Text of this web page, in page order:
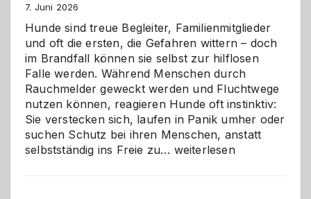
7. Juni 2026
Hunde sind treue Begleiter, Familienmitglieder
und oft die ersten, die Gefahren wittern – doch
im Brandfall können sie selbst zur hilflosen
Falle werden. Während Menschen durch
Rauchmelder geweckt werden und Fluchtwege
nutzen können, reagieren Hunde oft instinktiv:
Sie verstecken sich, laufen in Panik umher oder
suchen Schutz bei ihren Menschen, anstatt
selbstständig ins Freie zu… Wenn
weiterlesen